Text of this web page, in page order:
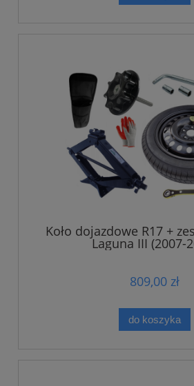
Koło dojazdowe R17 +
Laguna III (2007-
809,00 zł
do koszyka